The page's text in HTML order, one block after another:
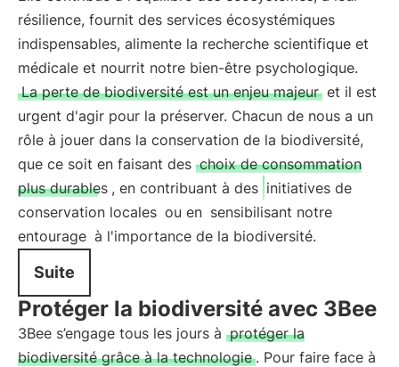
résilience, fournit des services écosystémiques
indispensables, alimente la recherche scientifique et
médicale et nourrit notre bien-être psychologique.
La perte de biodiversité est un enjeu majeur et il est
urgent d'agir pour la préserver. Chacun de nous a un
rôle à jouer dans la conservation de la biodiversité,
que ce soit en faisant des choix de consommation
plus durables , en contribuant à des initiatives de
conservation locales ou en sensibilisant notre
entourage à l'importance de la biodiversité.
Suite
Protéger la biodiversité avec 3Bee
3Bee s’engage tous les jours à protéger la
biodiversité grâce à la technologie . Pour faire face à